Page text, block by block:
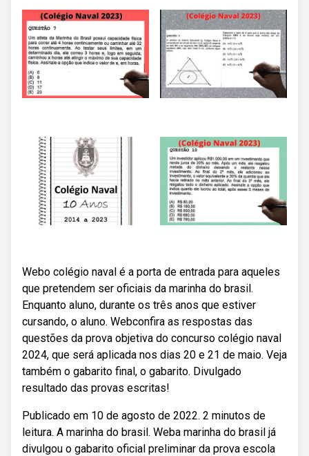
Webo colégio naval é a porta de entrada para aqueles
que pretendem ser oficiais da marinha do brasil.
Enquanto aluno, durante os três anos que estiver
cursando, o aluno. Webconfira as respostas das
questões da prova objetiva do concurso colégio naval
2024, que será aplicada nos dias 20 e 21 de maio. Veja
também o gabarito final, o gabarito. Divulgado
resultado das provas escritas!
Publicado em 10 de agosto de 2022. 2 minutos de
leitura. A marinha do brasil. Weba marinha do brasil já
divulgou o gabarito oficial preliminar da prova escola